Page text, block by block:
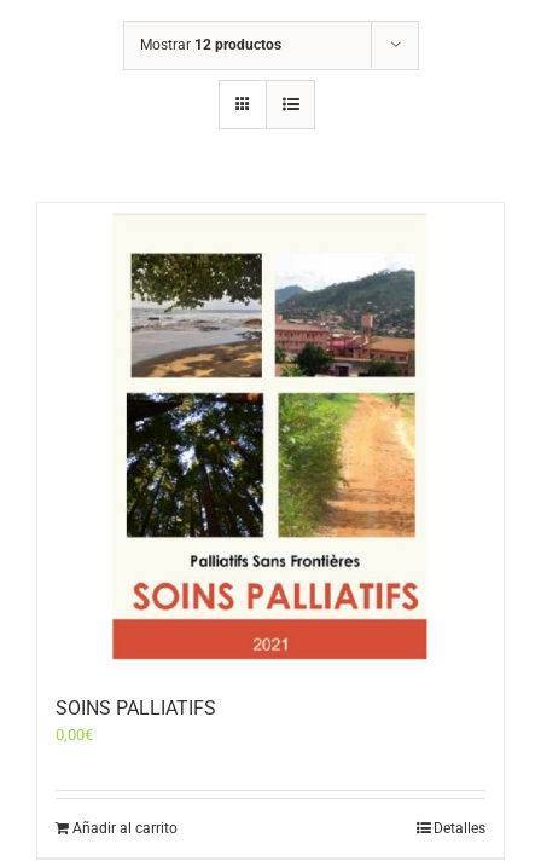
Mostrar 12 productos
SOINS PALLIATIFS
0,00€
Añadir al carrito Detalles